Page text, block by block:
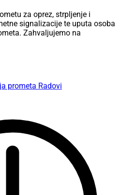
za oprez, strpljenje i
signalizacije te uputa osoba
Zahvaljujemo na
prometa Radovi